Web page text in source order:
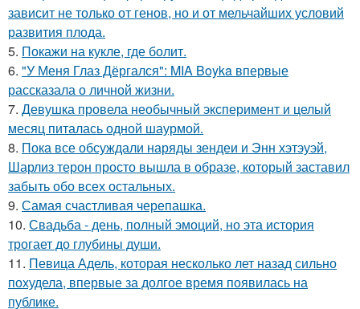
зависит не только от генов, но и от мельчайших условий
развития плода.
5. Покажи на кукле, где болит.
6. "У Меня Глаз Дёргался": MIA Boyka впервые
рассказала о личной жизни.
7. Девушка провела необычный эксперимент и целый
месяц питалась одной шаурмой.
8. Пока все обсуждали наряды зендеи и Энн хэтэуэй,
Шарлиз терон просто вышла в образе, который заставил
забыть обо всех остальных.
9. Самая счастливая черепашка.
10. Свадьба - день, полный эмоций, но эта история
трогает до глубины души.
11. Певица Адель, которая несколько лет назад сильно
похудела, впервые за долгое время появилась на
публике.